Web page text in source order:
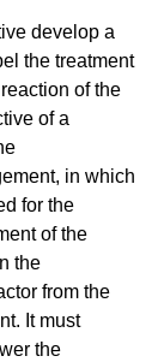
develop a
the treatment
of the
of a
in which
for the
of the
the
from the
It must
the